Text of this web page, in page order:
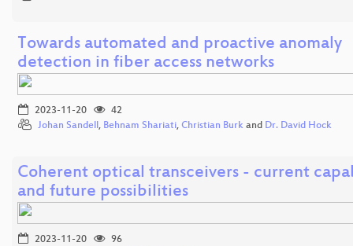
Towards automated and proactive anomaly
detection in fiber access networks
2023-11-20
42
Johan Sandell, Behnam Shariati, Christian Burk and Dr. David Hock
Coherent optical transceivers - current
and future possibilities
2023-11-20
96